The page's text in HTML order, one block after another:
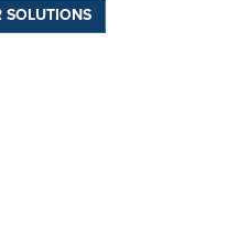
SOLUTIONS